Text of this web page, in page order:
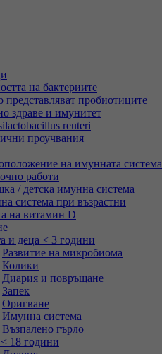
на бактериите
представляват пробиотиците
здраве и имунитет
reuteri
проучвания
на имунната система
работи
/ детска имунна система
система при възрастни
на витамин D
и деца < 3 години
Развитие на микробиома
Колики
Диария и повръщане
Запек
Оригване
Имунна система
Възпалено гърло
18 години